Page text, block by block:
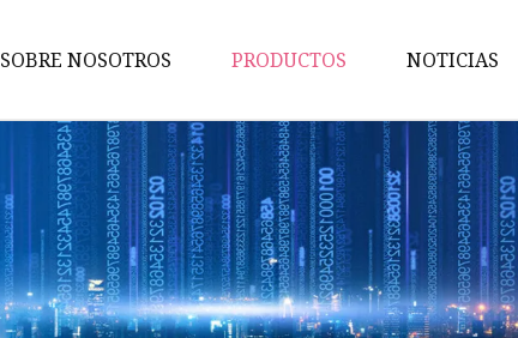
SOBRE NOSOTROS PRODUCTOS
Vehículo de saneamiento
Remolque de
camión/semirremolque
Camión de agua
Remolque volcado
NOTICIAS